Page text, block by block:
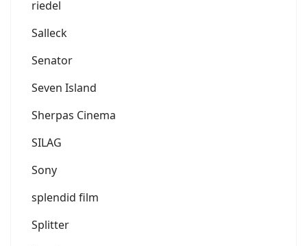
riedel
Salleck
Senator
Seven Island
Sherpas Cinema
SILAG
Sony
splendid film
Splitter